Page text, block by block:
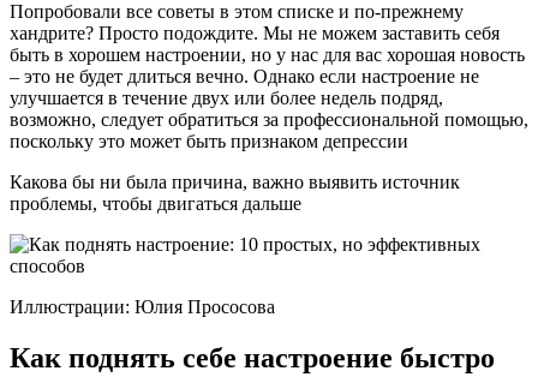
Попробовали все советы в этом списке и по-прежнему
хандрите? Просто подождите. Мы не можем заставить себя
быть в хорошем настроении, но у нас для вас хорошая новость
– это не будет длиться вечно. Однако если настроение не
улучшается в течение двух или более недель подряд,
возможно, следует обратиться за профессиональной помощью,
поскольку это может быть признаком депрессии
Какова бы ни была причина, важно выявить источник
проблемы, чтобы двигаться дальше
Иллюстрации: Юлия Прососова
Как поднять себе настроение быстро